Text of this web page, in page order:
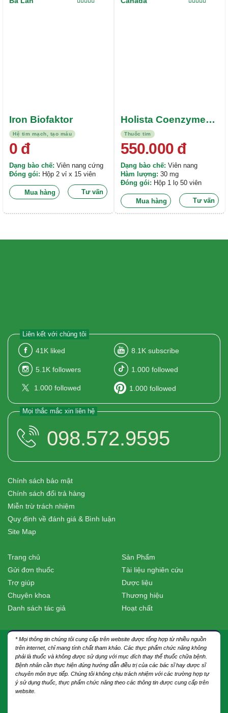
Hệ tim mạch, tạo máu
Iron Biofaktor
0 đ
Dạng bào chế: Viên nang cứng
Đóng gói: Hộp 2 vỉ x 15 viên
Mua hàng Tư vấn
Thuốc tim
Holista Coenzyme
Q10 30mg
550.000đ
Dạng bào chế: Viên nang
Hàm lượng: 30 mg
Đóng gói: Hộp 1 lọ 50 viên
Mua hàng Tư vấn
Liên kết với chúng tôi
41K liked 8.1K subscribe
5.1K followers 1.000 followed
1.000 followed 1.000 followed
Mọi thắc mắc xin liên hệ
098.572.9595
Chính sách bảo mật
Chính sách đổi trả hàng
Miễn trừ trách nhiệm
Quy định về đánh giá & Bình luận
Site Map
Trang chủ
Gửi đơn thuốc
Trợ giúp
Chuyên khoa
Danh sách tác giả
Sản Phẩm
Tài liệu nghiên cứu
Dược liệu
Thương hiệu
Hoạt chất
* Mọi thông tin chúng tôi cung cấp trên website được tổng hợp từ nhiều nguồn
trên internet, chỉ mang tính chất tham khảo. Các thực phẩm chức năng không
phải là thuốc và không được sử dụng với mục đích thay thế thuốc chữa bệnh.
Bệnh nhân cần thực hiện đúng hướng dẫn điều trị của các bác sĩ hay dược sĩ
chuyên môn trực tiếp. Chúng tôi không chịu trách nhiệm với các trường hợp tự
ý sử dụng thuốc, thực phẩm chức năng theo các thông tin được cung cấp trên
website.